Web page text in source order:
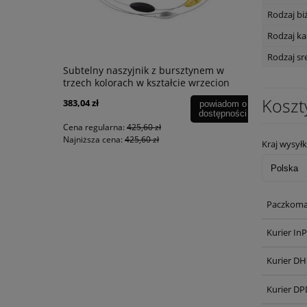
Subtelny naszyjnik z bursztynem w
trzech kolorach w kształcie wrzecion
383,04 zł
Cena regularna: 425,60 zł
Najniższa cena: 425,60 zł
powiadom o
dostępności
729,00 zł
Najniższa
Rodzaj
Rodzaj
Rodzaj
Kraj
Kurier
Kurier
Kurier